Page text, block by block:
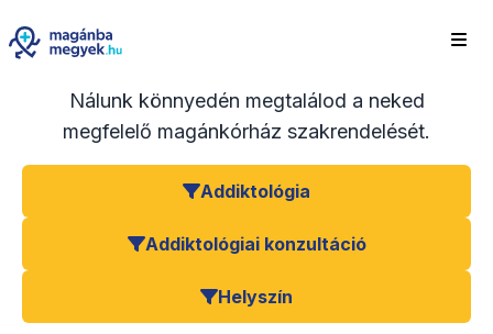
Nálunk könnyedén megtalálod a neked
megfelelő magánkórház szakrendelését.
Addiktológia
Addiktológiai konzultáció
Helyszín